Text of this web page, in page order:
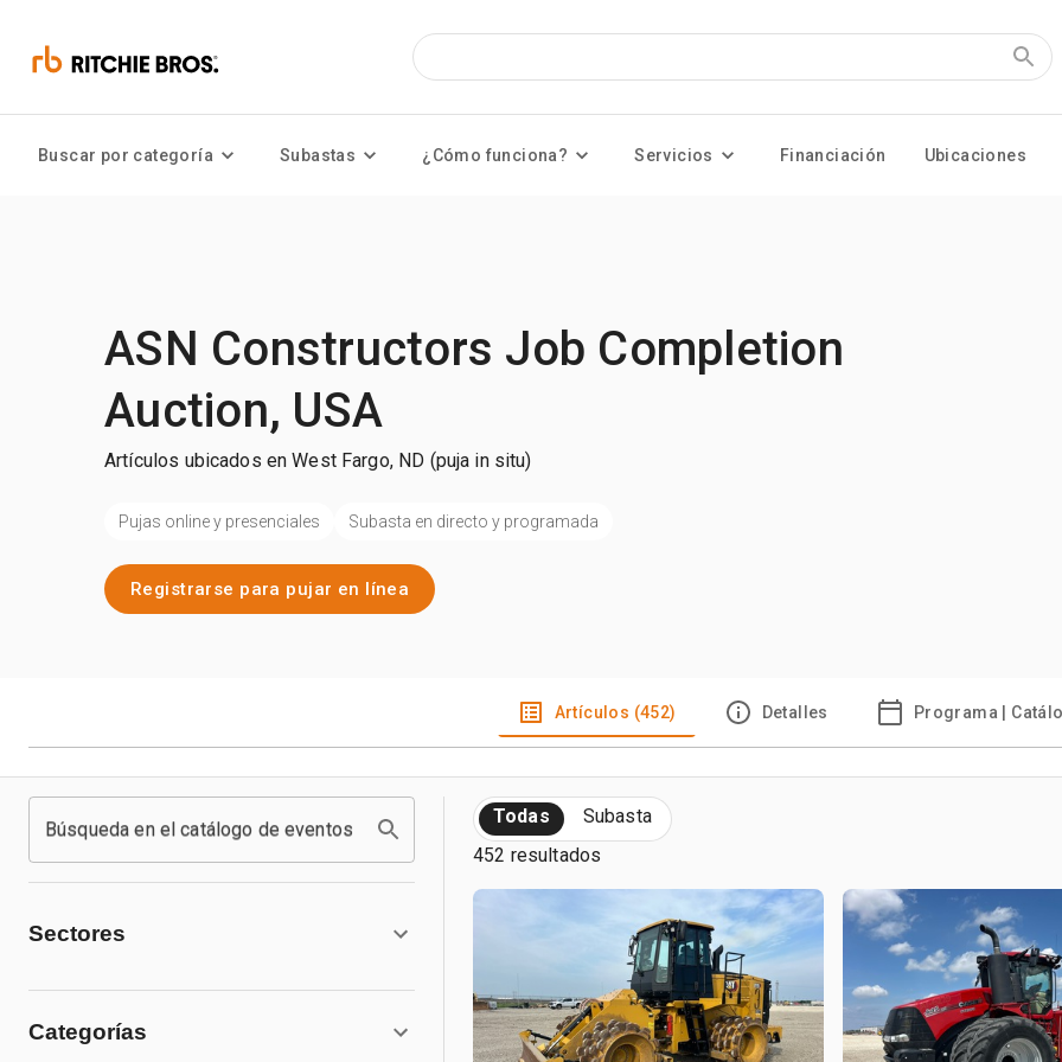
Buscar por categoría Subastas ¿Cómo funciona? Servicios Financiación Ubicaciones
ASN Constructors Job Completion
Auction, USA
Artículos ubicados en West Fargo, ND (puja in situ)
Pujas online y presenciales Subasta en directo y programada
Registrarse para pujar en línea
Artículos (452) Detalles Programa |
Búsqueda en el catálogo de eventos
Sectores
Categorías
Todas
Subasta
452 resultados